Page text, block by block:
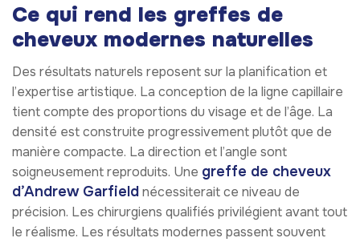
Ce qui rend les greffes de
cheveux modernes naturelles
Des résultats naturels reposent sur la planification et
l’expertise artistique. La conception de la ligne capillaire
tient compte des proportions du visage et de l’âge. La
densité est construite progressivement plutôt que de
manière compacte. La direction et l’angle sont
soigneusement reproduits. Une greffe de cheveux
d’Andrew Garfieldnécessiterait ce niveau de
précision. Les chirurgiens qualifiés privilégient avant tout
le réalisme. Les résultats modernes passent souvent